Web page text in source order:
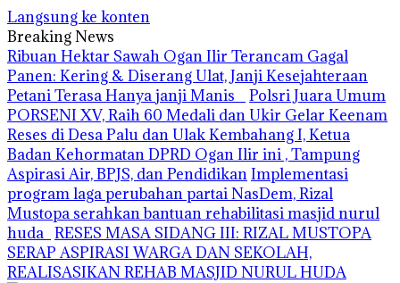
Langsung ke konten
Breaking News
Ribuan Hektar Sawah Ogan Ilir Terancam Gagal
Panen: Kering & Diserang Ulat, Janji Kesejahteraan
Petani Terasa Hanya janji Manis
Polsri Juara Umum
PORSENI XV, Raih 60 Medali dan Ukir Gelar Keenam
Reses di Desa Palu dan Ulak Kembahang I, Ketua
Badan Kehormatan DPRD Ogan Ilir ini , Tampung
Aspirasi Air, BPJS, dan PendidikanImplementasi
program laga perubahan partai NasDem, Rizal
Mustopa serahkan bantuan rehabilitasi masjid nurul
huda RESES MASA SIDANG III: RIZAL MUSTOPA
SERAP ASPIRASI WARGA DAN SEKOLAH,
REALISASIKAN REHAB MASJID NURUL HUDA